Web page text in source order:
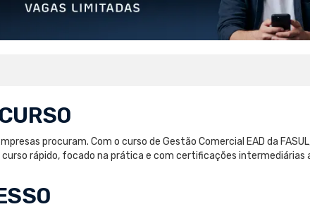
procuram. Com o curso de Gestão Comercial EAD da
curso rápido, focado na prática e com certificações